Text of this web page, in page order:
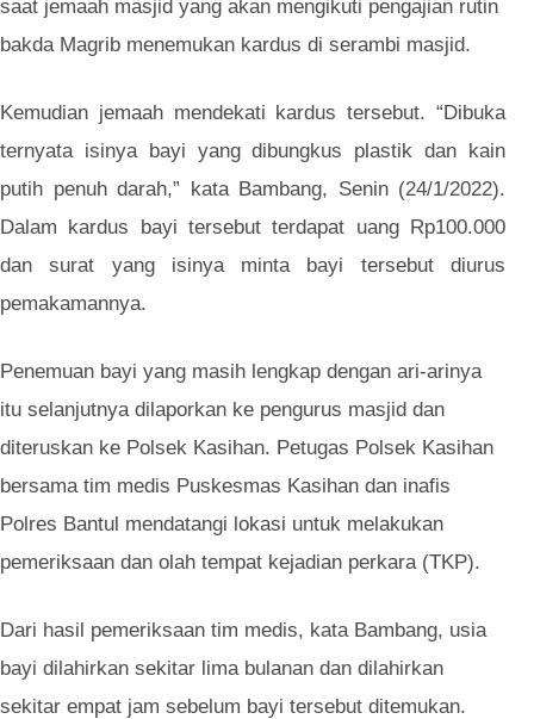
saat jemaah masjid yang akan mengikuti pengajian rutin
bakda Magrib menemukan kardus di serambi masjid.
Kemudian jemaah mendekati kardus tersebut. “Dibuka
ternyata isinya bayi yang dibungkus plastik dan kain
putih penuh darah,” kata Bambang, Senin (24/1/2022).
Dalam kardus bayi tersebut terdapat uang Rp100.000
dan surat yang isinya minta bayi tersebut diurus
pemakamannya.
Penemuan bayi yang masih lengkap dengan ari-arinya
itu selanjutnya dilaporkan ke pengurus masjid dan
diteruskan ke Polsek Kasihan. Petugas Polsek Kasihan
bersama tim medis Puskesmas Kasihan dan inafis
Polres Bantul mendatangi lokasi untuk melakukan
pemeriksaan dan olah tempat kejadian perkara (TKP).
Dari hasil pemeriksaan tim medis, kata Bambang, usia
bayi dilahirkan sekitar lima bulanan dan dilahirkan
sekitar empat jam sebelum bayi tersebut ditemukan.